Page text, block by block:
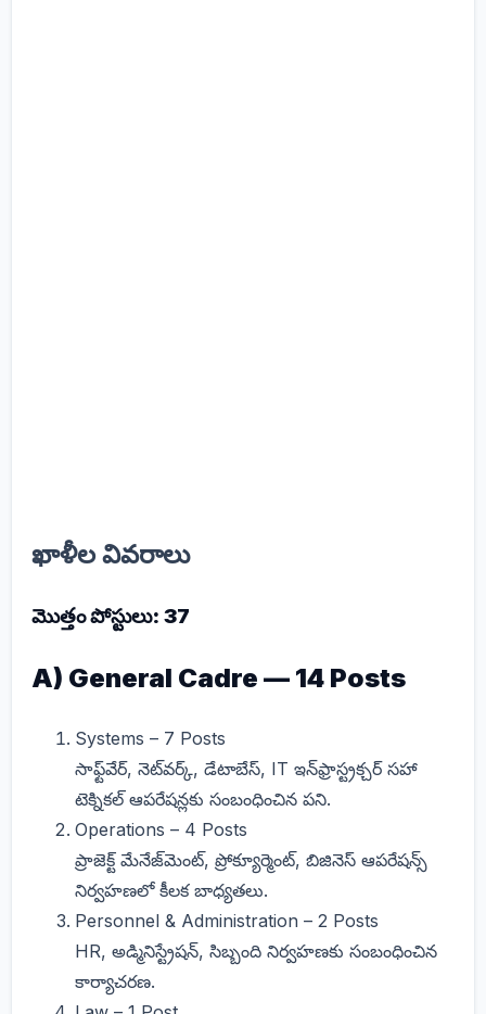
ఖాళీల వివరాలు
మొత్తం పోస్టులు: 37
A) General Cadre — 14 Posts
Systems – 7 Posts
సాఫ్ట్‌వేర్, నెట్‌వర్క్, డేటాబేస్, IT ఇన్‌ఫ్రాస్ట్రక్చర్ సహా
టెక్నికల్ ఆపరేషన్ల‌కు సంబంధించిన పని.
Operations – 4 Posts
ప్రాజెక్ట్ మేనేజ్‌మెంట్, ప్రోక్యూర్మెంట్, బిజినెస్ ఆపరేషన్స్
నిర్వహణలో కీలక బాధ్యతలు.
Personnel & Administration – 2 Posts
HR, అడ్మినిస్ట్రేషన్, సిబ్బంది నిర్వహణకు సంబంధించిన
కార్యాచరణ.